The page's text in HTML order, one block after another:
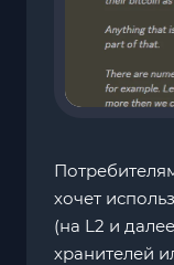
хочет
(на L2 и
хранителей